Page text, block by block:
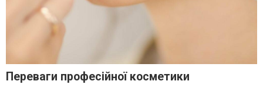
Переваги професійної косметики